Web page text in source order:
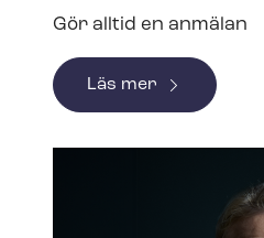
Gör alltid en anmälan
Läs mer